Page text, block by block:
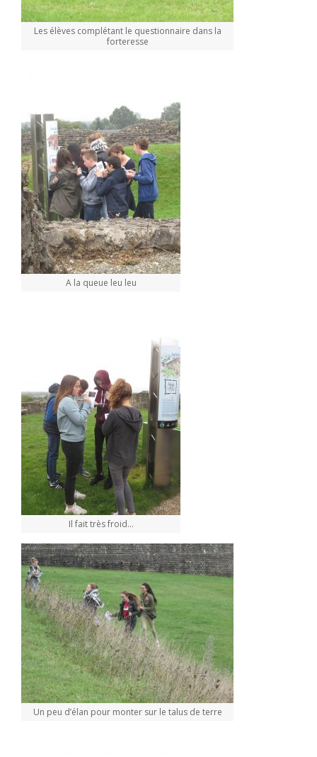
Les élèves complétant le questionnaire dans la
forteresse
A la queue leu leu
Il fait très froid…
Un peu d’élan pour monter sur le talus de terre